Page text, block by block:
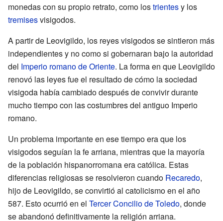
monedas con su propio retrato, como lostrientesy los
tremisesvisigodos.
A partir de Leovigildo, los reyes visigodos se sintieron más
independientes y no como si gobernaran bajo la autoridad
del Imperio romano de Oriente. La forma en que Leovigildo
renovó las leyes fue el resultado de cómo la sociedad
visigoda había cambiado después de convivir durante
mucho tiempo con las costumbres del antiguo Imperio
romano.
Un problema importante en ese tiempo era que los
visigodos seguían la fe arriana, mientras que la mayoría
de la población hispanorromana era católica. Estas
diferencias religiosas se resolvieron cuando Recaredo,
hijo de Leovigildo, se convirtió al catolicismo en el año
587. Esto ocurrió en el Tercer Concilio de Toledo, donde
se abandonó definitivamente la religión arriana.